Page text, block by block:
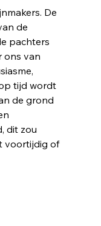
De
de
pachters
ons van
tijd wordt
de grond
dit zou
voortijdig of